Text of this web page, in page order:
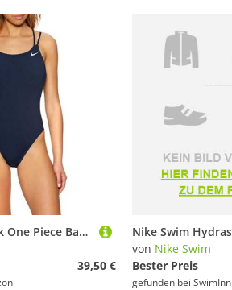
Nike Spiderback One Piece Badeanzug Damen, Damen, Trainingsanzug, NESSA003-440, blau (Midnight Navy), S
39,50 €
von Nike Swim
Bester Preis
gefunden bei SwimInn